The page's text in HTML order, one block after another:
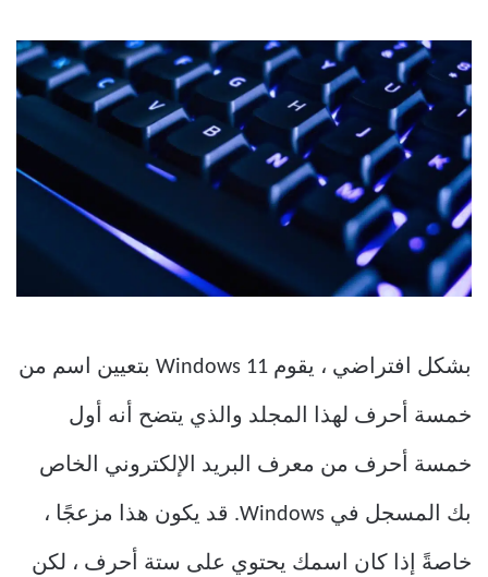
بشكل افتراضي ، يقوم Windows 11 بتعيين اسم من
خمسة أحرف لهذا المجلد والذي يتضح أنه أول
خمسة أحرف من معرف البريد الإلكتروني الخاص
بك المسجل في Windows. قد يكون هذا مزعجًا ،
خاصةً إذا كان اسمك يحتوي على ستة أحرف ، لكن